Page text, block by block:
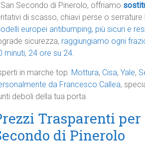
Secondo di Pinerolo, offriamo
di scasso, chiavi perse o
europei antibumping, più sicuri e
sicurezza, raggiungiamo ogni
minuti, 24 ore su 24.
in marche top: Mottura, Cisa, Yale,
da Francesco Callea,
deboli della tua porta.
Trasparenti
di Pinerolo